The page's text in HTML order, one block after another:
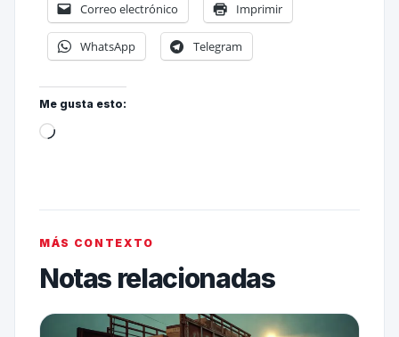
Correo electrónico Imprimir
WhatsApp Telegram
Me gusta esto:
MÁS CONTEXTO
Notas relacionadas